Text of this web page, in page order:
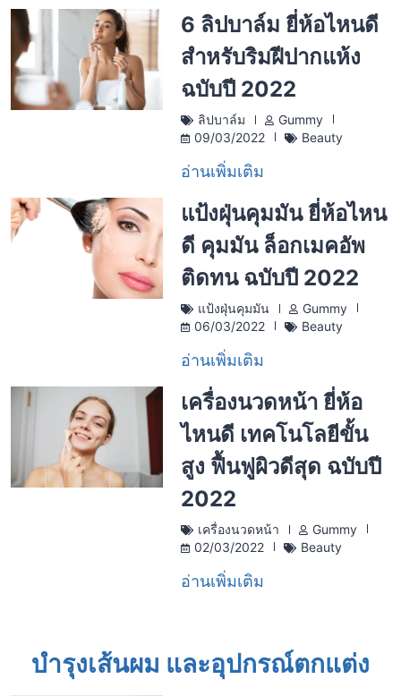
6 ลิปบาล์ม ยี่ห้อไหนดี
สำหรับริมฝีปากแห้ง
ฉบับปี 2022
ลิปบาล์ม
Gummy
09/03/2022
Beauty
อ่านเพิ่มเติม
แป้งฝุ่นคุมมัน ยี่ห้อไหน
ดี คุมมัน ล็อกเมคอัพ
ติดทน ฉบับปี 2022
แป้งฝุ่นคุมมัน
Gummy
06/03/2022
Beauty
อ่านเพิ่มเติม
เครื่องนวดหน้า ยี่ห้อ
ไหนดี เทคโนโลยีขั้น
สูง ฟื้นฟูผิวดีสุด ฉบับปี
2022
เครื่องนวดหน้า
Gummy
02/03/2022
Beauty
อ่านเพิ่มเติม
บำรุงเส้นผม และอุปกรณ์ตกแต่ง